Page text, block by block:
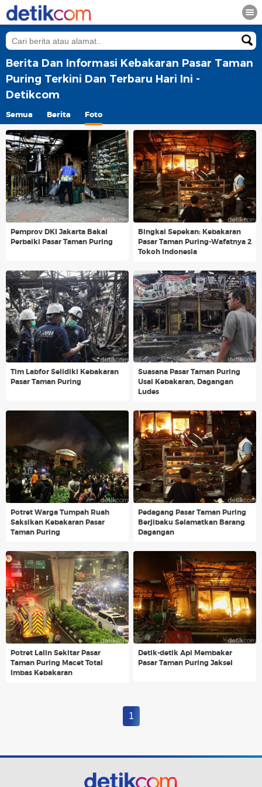
Berita Dan Informasi Kebakaran Pasar Taman
Puring Terkini Dan Terbaru Hari Ini -
Detikcom
Semua Berita Foto
Pemprov DKI Jakarta Bakal
Perbaiki Pasar Taman Puring
Bingkai Sepekan: Kebakaran
Pasar Taman Puring-Wafatnya 2
Tokoh Indonesia
Tim Labfor Selidiki Kebakaran
Pasar Taman Puring
Suasana Pasar Taman Puring
Usai Kebakaran, Dagangan
Ludes
Potret Warga Tumpah Ruah
Saksikan Kebakaran Pasar
Taman Puring
Pedagang Pasar Taman Puring
Berjibaku Selamatkan Barang
Dagangan
Potret Lalin Sekitar Pasar
Taman Puring Macet Total
Imbas Kebakaran
Detik-detik Api Membakar
Pasar Taman Puring Jaksel
1